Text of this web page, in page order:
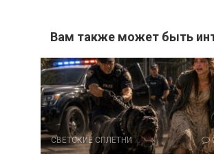
Вам также может быть
СВЕТСКИЕ СПЛЕТНИ